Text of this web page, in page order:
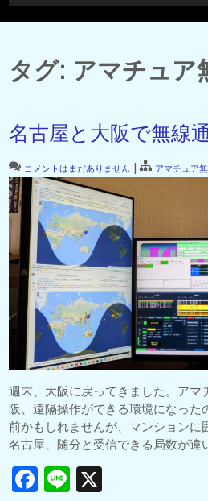
タグ: アマチュア
名古屋と大阪で無線
コメントはまだありません | アマチュア
週末、大阪に戻ってきました。アマ
阪、遠隔操作ができる環境になった
前かもしれませんが、マンションに
名古屋、随分と受信できる局数が
F
Li